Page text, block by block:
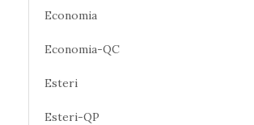
Economia
Economia-QC
Esteri
Esteri-QP